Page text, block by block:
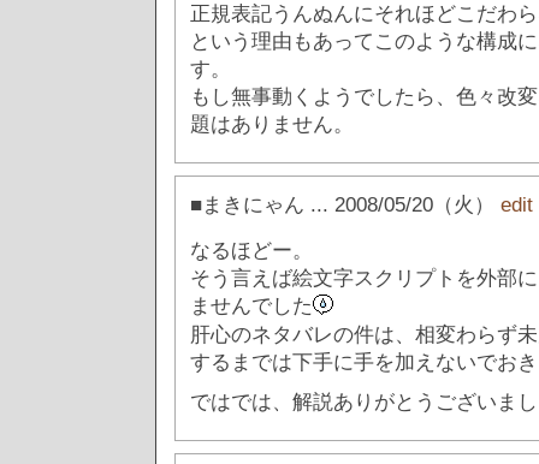
正規表記うんぬんにそれほどこだわ
という理由もあってこのような構成
す。
もし無事動くようでしたら、色々改
題はありません。
■まきにゃん ... 2008/05/20（火） edit
なるほどー。
そう言えば絵文字スクリプトを外部
ませんでした
肝心のネタバレの件は、相変わらず
するまでは下手に手を加えないでお
ではでは、解説ありがとうございま